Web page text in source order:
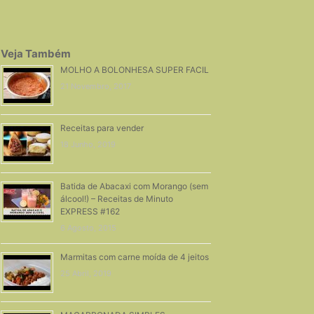
Veja Também
MOLHO A BOLONHESA SUPER FACIL
21 Novembro, 2017
Receitas para vender
18 Junho, 2019
Batida de Abacaxi com Morango (sem
álcool!) – Receitas de Minuto
EXPRESS #162
6 Agosto, 2015
Marmitas com carne moída de 4 jeitos
25 Abril, 2019